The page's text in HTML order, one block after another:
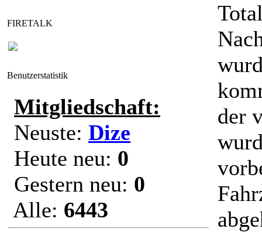
FIRETALK
Benutzerstatistik
Mitgliedschaft:
Neuste: Dize
Heute neu: 0
Gestern neu: 0
Alle: 6443
der